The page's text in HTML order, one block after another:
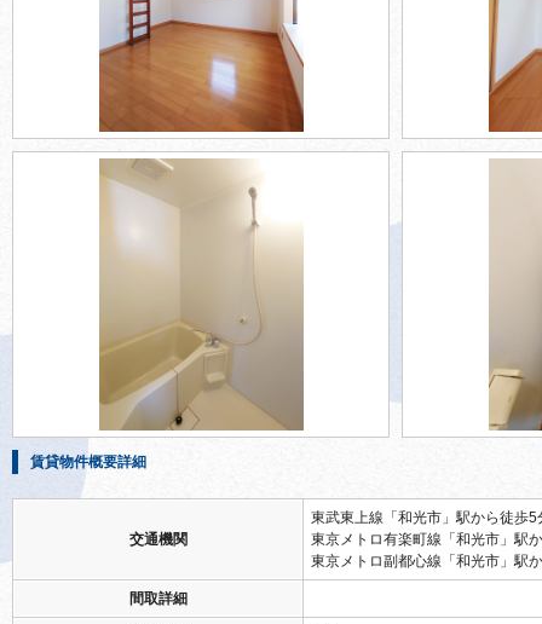
賃貸物件概要詳細
交通機関
東武東上線「和光市」駅から徒歩5
東京メトロ有楽町線「和光市」駅
東京メトロ副都心線「和光市」駅
間取詳細